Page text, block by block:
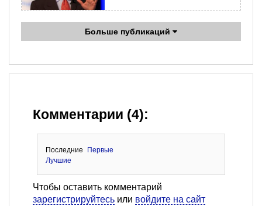
Больше публикаций
Комментарии (4):
Последние
Первые
Лучшие
Чтобы оставить комментарий
зарегистрируйтесь или войдите на сайт